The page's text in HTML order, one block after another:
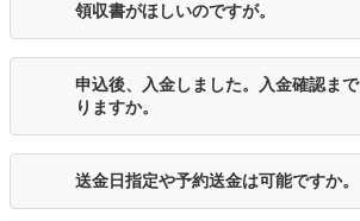
領収書がほしいのですが。
申込後、入金しました。入金確認ま
りますか。
送金日指定や予約送金は可能ですか。